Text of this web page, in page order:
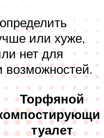
или хуже,
нет для
возможностей.
Торфяной
туалет